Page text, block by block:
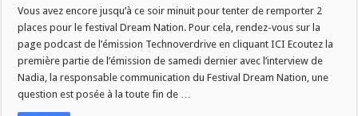
Vous avez encore jusqu’à ce soir minuit pour tenter de remporter 2
places pour le festival Dream Nation. Pour cela, rendez-vous sur la
page podcast de l’émission Technoverdrive en cliquant ICI Ecoutez la
première partie de l’émission de samedi dernier avec l’interview de
Nadia, la responsable communication du Festival Dream Nation, une
question est posée à la toute fin de …